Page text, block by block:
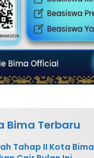
Bima Terbaru
Tahap II Kota Bima